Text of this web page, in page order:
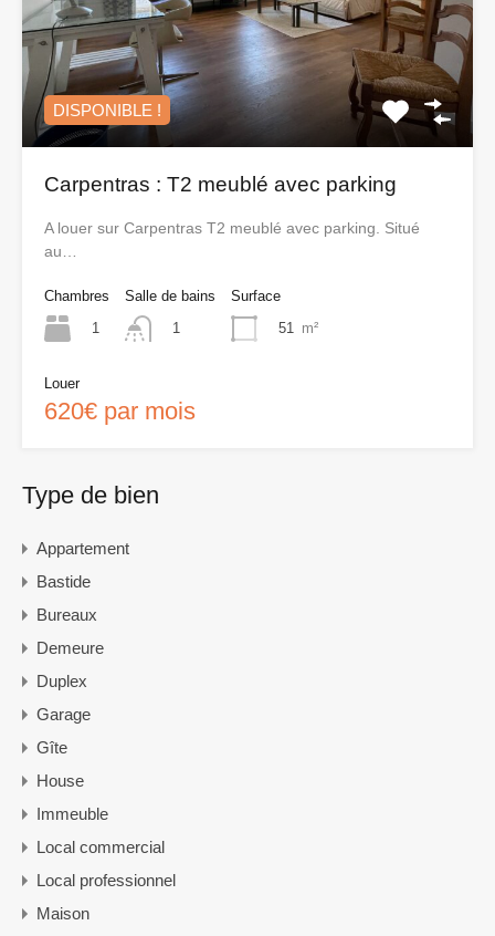
DISPONIBLE !
Carpentras : T2 meublé avec parking
A louer sur Carpentras T2 meublé avec parking. Situé
au…
Chambres
1
Salle de bains
1
Surface
51
m²
Louer
620€ par mois
Type de bien
Appartement
Bastide
Bureaux
Demeure
Duplex
Garage
Gîte
House
Immeuble
Local commercial
Local professionnel
Maison